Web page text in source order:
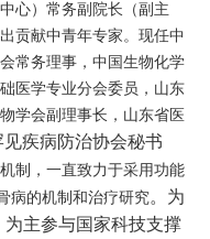
心）常务副院长（副主
贡献中青年专家。 现任中
常务理事，中国生物化学
医学专业分会委员，山东
学会副理事长，山东省医
见疾病防治协会秘书
制，一直致力于采用功能
病的机制和治疗研究。为
为主参与国家科技支撑